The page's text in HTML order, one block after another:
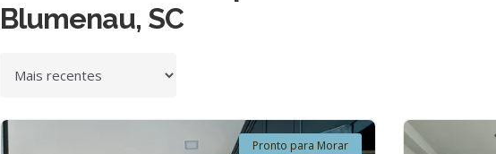
Blumenau, SC
Ordenar por
Pronto para Morar